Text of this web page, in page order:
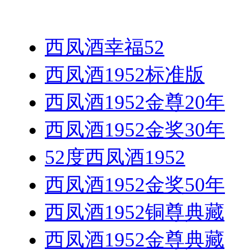
西凤酒幸福52
西凤酒1952标准版
西凤酒1952金尊20年
西凤酒1952金奖30年
52度西凤酒1952
西凤酒1952金奖50年
西凤酒1952铜尊典藏
西凤酒1952金尊典藏